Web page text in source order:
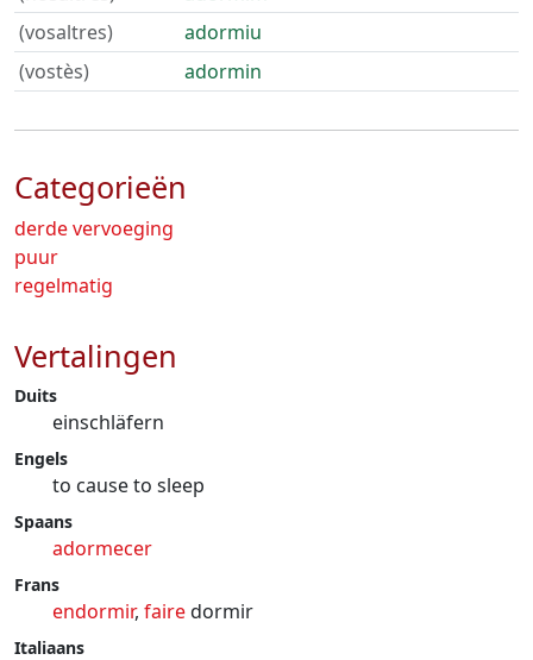
(vosaltres)
adormiu
(vostès)
adormin
Categorieën
derde vervoeging
puur
regelmatig
Vertalingen
Duits
einschläfern
Engels
to cause to sleep
Spaans
adormecer
Frans
endormir, fairedormir
Italiaans